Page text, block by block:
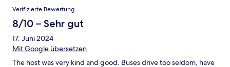
Verifizierte Bewertung
8/10 – Sehr gut
17. Juni 2024
Mit Google übersetzen
The host was very kind and good. Buses drive too seldom, have